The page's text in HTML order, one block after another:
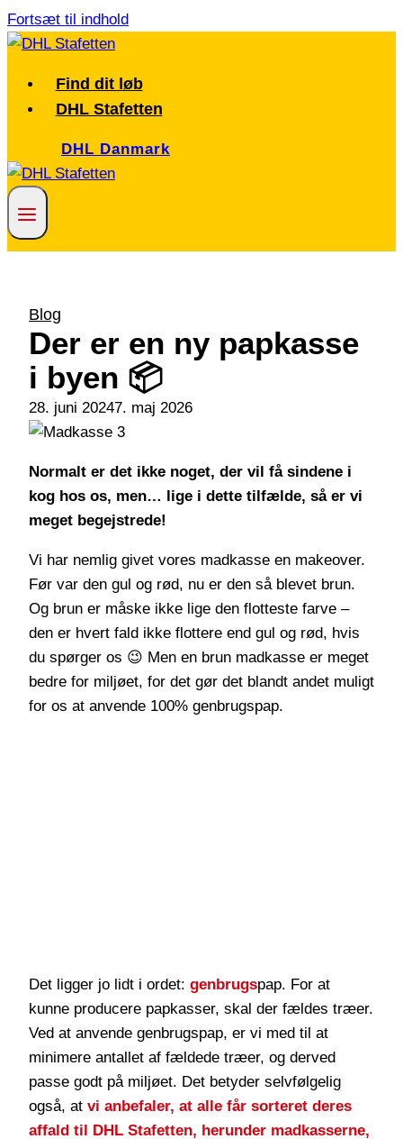
Fortsæt til indhold
Find dit løb
DHL Stafetten
DHL Danmark
Blog
Der er en ny papkasse
i byen 📦
28. juni 20247. maj 2026
Normalt er det ikke noget, der vil få sindene i
kog hos os, men… lige i dette tilfælde, så er vi
meget begejstrede!
Vi har nemlig givet vores madkasse en makeover.
Før var den gul og rød, nu er den så blevet brun.
Og brun er måske ikke lige den flotteste farve –
den er hvert fald ikke flottere end gul og rød, hvis
du spørger os 😉 Men en brun madkasse er meget
bedre for miljøet, for det gør det blandt andet muligt
for os at anvende 100% genbrugspap.
Det ligger jo lidt i ordet: genbrugspap. For at
kunne producere papkasser, skal der fældes træer.
Ved at anvende genbrugspap, er vi med til at
minimere antallet af fældede træer, og derved
passe godt på miljøet. Det betyder selvfølgelig
også, at vi anbefaler, at alle får sorteret deres
affald til DHL Stafetten, herunder madkasserne,